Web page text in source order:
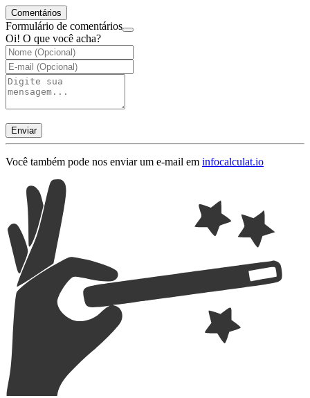
Comentários
Formulário de comentários
Oi! O que você acha?
Enviar
Você também pode nos enviar um e-mail em infocalculat.io